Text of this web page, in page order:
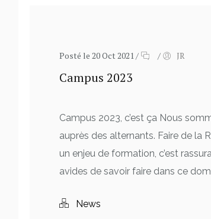
Posté le 20 Oct 2021 / / JR
Campus 2023
Campus 2023, c’est ça Nous
auprès des alternants. Faire de la
un enjeu de formation, c’est
avides de savoir faire dans ce
News